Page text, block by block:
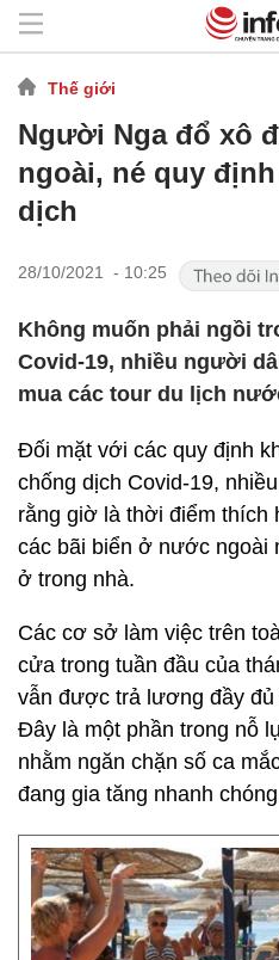
Thế giới
Người Nga đổ xô
ngoài, né quy
dịch
28/10/2021 - 10:25
Không muốn phải ngồi
Covid-19, nhiều người
mua các tour du lịch
Đối mặt với các quy định
chống dịch Covid-19,
rằng giờ là thời điểm thích
các bãi biển ở nước ngoài
ở trong nhà.
Các cơ sở làm việc trên
cửa trong tuần đầu của
vẫn được trả lương đầy đủ
Đây là một phần trong nỗ
nhằm ngăn chặn số ca
đang gia tăng nhanh